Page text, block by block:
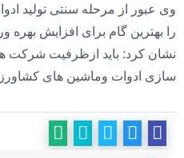
وی عبور از مرحله سنتی تولید
را بهترین گام برای افزایش
نشان کرد: باید ازظرفیت شرکت
سازی ادوات و‌ماشین های